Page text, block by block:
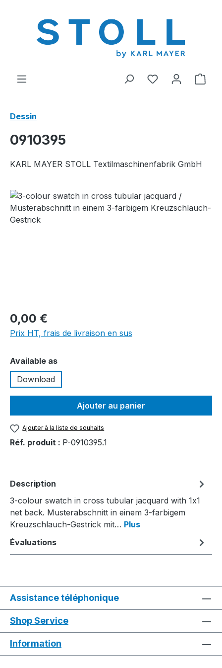
Vous avez 0Le
Dessin
0910395
KARL MAYER STOLL Textilmaschinenfabrik GmbH
Ignorer la galerie d'images
0,00 €
Prix HT, frais de livraison en sus
Sélectionnez
Available as
Download
Ajouter au panier
Ajouter à la liste de souhaits
Réf. produit : P-0910395.1
Description
3-colour swatch in cross tubular jacquard with 1x1
net back. Musterabschnitt in einem 3-farbigem
Kreuzschlauch-Gestrick mit… Plus
Évaluations
Assistance téléphonique
Shop Service
Information